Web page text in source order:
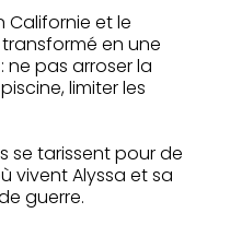
Californie et le
en une
ne pas arroser la
limiter les
se tarissent pour de
vivent Alyssa et sa
guerre.